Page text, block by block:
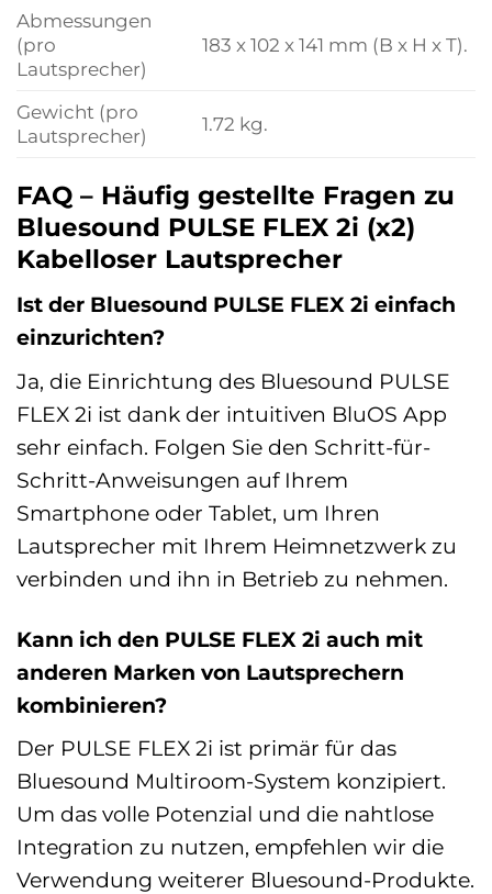
Abmessungen
(pro
Lautsprecher)
183 x 102 x 141 mm (B x H x T).
Gewicht (pro
Lautsprecher)
1.72 kg.
FAQ – Häufig gestellte Fragen zu
Bluesound PULSE FLEX 2i (x2)
Kabelloser Lautsprecher
Ist der Bluesound PULSE FLEX 2i einfach
einzurichten?
Ja, die Einrichtung des Bluesound PULSE
FLEX 2i ist dank der intuitiven BluOS App
sehr einfach. Folgen Sie den Schritt-für-
Schritt-Anweisungen auf Ihrem
Smartphone oder Tablet, um Ihren
Lautsprecher mit Ihrem Heimnetzwerk zu
verbinden und ihn in Betrieb zu nehmen.
Kann ich den PULSE FLEX 2i auch mit
anderen Marken von Lautsprechern
kombinieren?
Der PULSE FLEX 2i ist primär für das
Bluesound Multiroom-System konzipiert.
Um das volle Potenzial und die nahtlose
Integration zu nutzen, empfehlen wir die
Verwendung weiterer Bluesound-Produkte.